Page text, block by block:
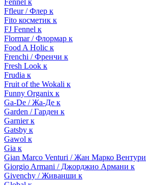
Fennel к
Ffleur / Флер к
Fito косметик к
FJ Fennel к
Flormar / Флормар к
Food A Holic к
Frenchi / Френчи к
Fresh Look к
Frudia к
Fruit of the Wokali к
Funny Organix к
Ga-De / Жа-Де к
Garden / Гарден к
Garnier к
Gatsby к
Gawol к
Gia к
Gian Marco Venturi / Жан Марко
Giorgio Armani / Джорджио Армани к
Givenchy / Живанши к